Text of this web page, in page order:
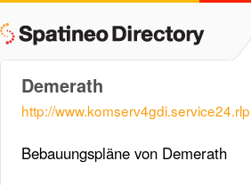
Demerath
http://
Bebauungspläne von Demerath